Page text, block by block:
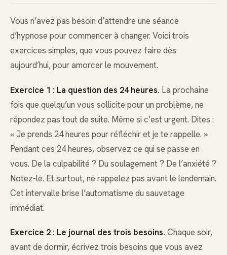
Vous n’avez pas besoin d’attendre une séance
d’hypnose pour commencer à changer. Voici trois
exercices simples, que vous pouvez faire dès
aujourd’hui, pour amorcer le mouvement.
Exercice 1 : La question des 24 heures. La prochaine
fois que quelqu’un vous sollicite pour un problème, ne
répondez pas tout de suite. Même si c’est urgent. Dites :
« Je prends 24 heures pour réfléchir et je te rappelle. »
Pendant ces 24 heures, observez ce qui se passe en
vous. De la culpabilité ? Du soulagement ? De l’anxiété ?
Notez-le. Et surtout, ne rappelez pas avant le lendemain.
Cet intervalle brise l’automatisme du sauvetage
immédiat.
Exercice 2 : Le journal des trois besoins. Chaque soir,
avant de dormir, écrivez trois besoins que vous avez